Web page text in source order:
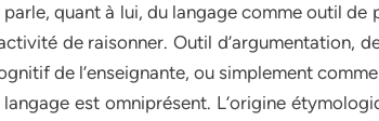
quant à lui, du langage comme outil de
de raisonner. Outil d’argumentation,
de l’enseignante, ou simplement
langage est omniprésent. L’origine